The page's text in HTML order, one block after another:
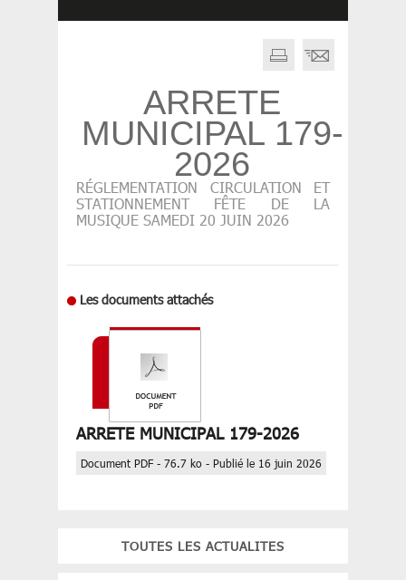
ARRETE
MUNICIPAL 179-
2026
RÉGLEMENTATION CIRCULATION ET
STATIONNEMENT FÊTE DE LA
MUSIQUE SAMEDI 20 JUIN 2026
Les documents attachés
ARRETE MUNICIPAL 179-2026
Document PDF - 76.7 ko - Publié le 16 juin 2026
TOUTES LES ACTUALITES